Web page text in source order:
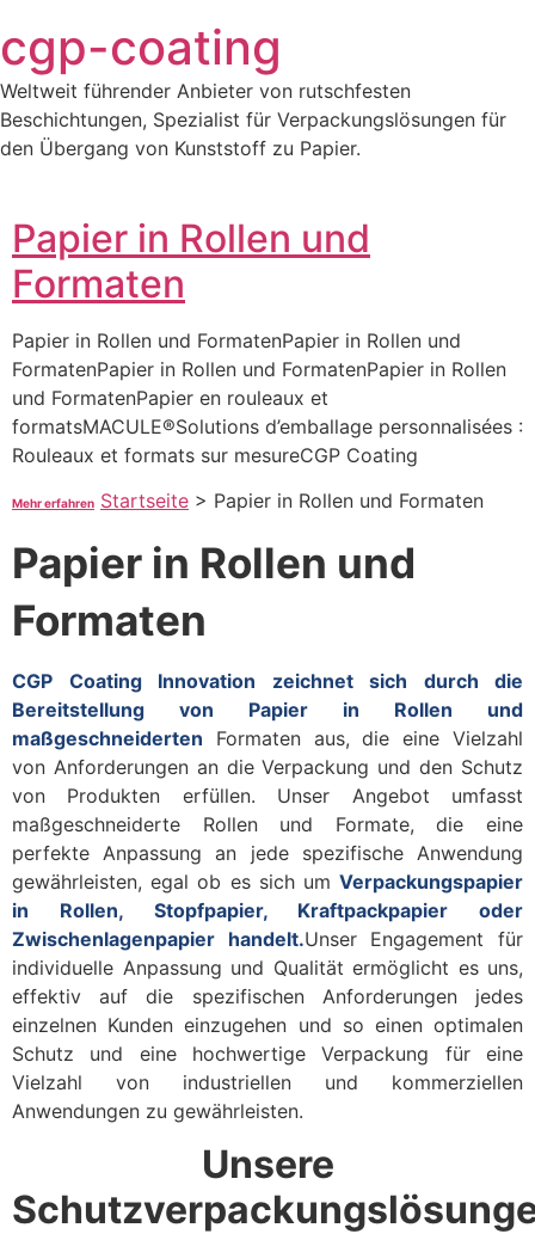
Inhalt
springen
cgp-coating
Weltweit führender Anbieter von rutschfesten
Beschichtungen, Spezialist für Verpackungslösungen für
den Übergang von Kunststoff zu Papier.
Papier in Rollen und
Formaten
Papier in Rollen und FormatenPapier in Rollen und
FormatenPapier in Rollen und FormatenPapier in Rollen
und FormatenPapier en rouleaux et
formatsMACULE®Solutions d’emballage personnalisées :
Rouleaux et formats sur mesureCGP Coating
Mehr erfahren Startseite > Papier in Rollen und Formaten
Papier in Rollen und
Formaten
CGP Coating Innovation zeichnet sich durch die
Bereitstellung von Papier in Rollen und
maßgeschneiderten Formaten aus, die eine Vielzahl
von Anforderungen an die Verpackung und den Schutz
von Produkten erfüllen. Unser Angebot umfasst
maßgeschneiderte Rollen und Formate, die eine
perfekte Anpassung an jede spezifische Anwendung
gewährleisten, egal ob es sich um Verpackungspapier
in Rollen, Stopfpapier, Kraftpackpapier oder
Zwischenlagenpapier handelt.Unser Engagement für
individuelle Anpassung und Qualität ermöglicht es uns,
effektiv auf die spezifischen Anforderungen jedes
einzelnen Kunden einzugehen und so einen optimalen
Schutz und eine hochwertige Verpackung für eine
Vielzahl von industriellen und kommerziellen
Anwendungen zu gewährleisten.
Unsere